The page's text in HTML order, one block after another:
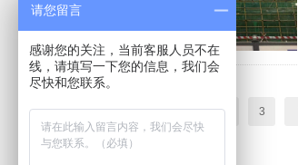
上一页 1 2 3
请您留言
感谢您的关注，当前客服人员不在
线，请填写一下您的信息，我们会
尽快和您联系。